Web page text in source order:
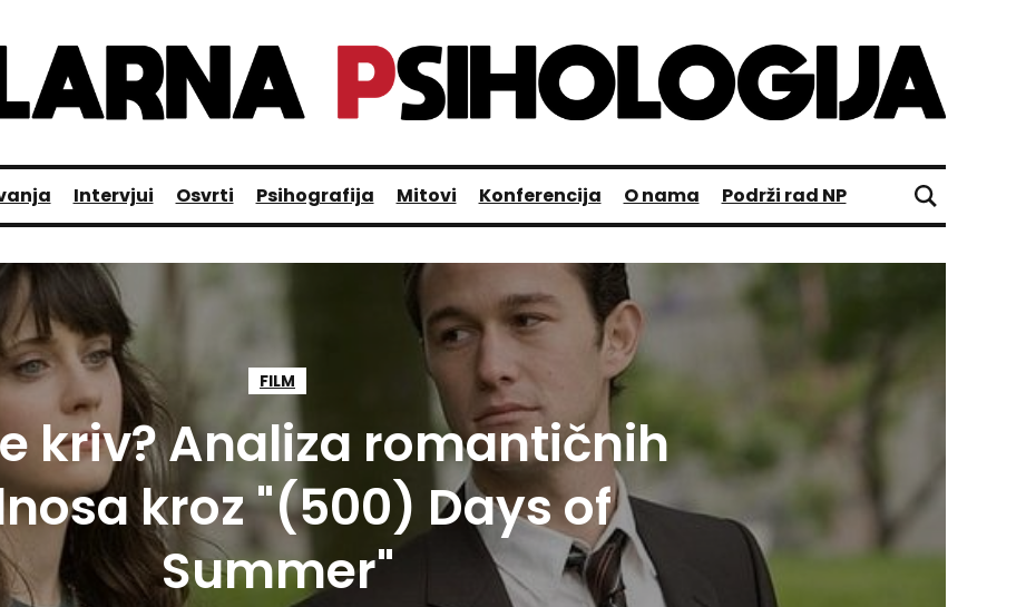
Intervjui Osvrti Psihografija Mitovi Konferencija O nama Podrži rad NP
FILM
kriv? Analiza romantičnih
kroz "(500) Days of
Summer"